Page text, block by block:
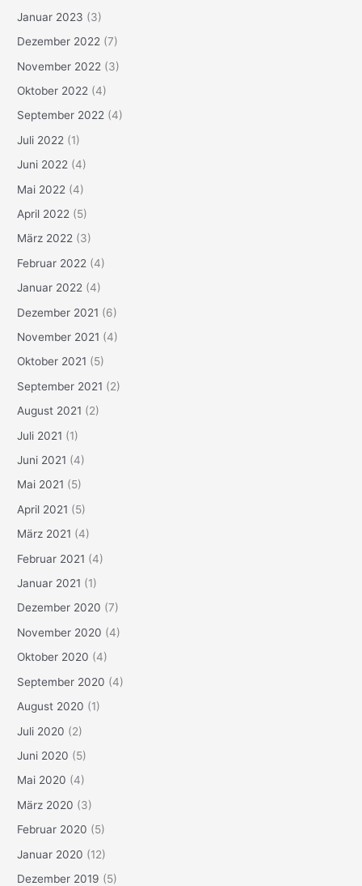
Januar 2023 (3)
Dezember 2022 (7)
November 2022 (3)
Oktober 2022 (4)
September 2022 (4)
Juli 2022 (1)
Juni 2022 (4)
Mai 2022 (4)
April 2022 (5)
März 2022 (3)
Februar 2022 (4)
Januar 2022 (4)
Dezember 2021 (6)
November 2021 (4)
Oktober 2021 (5)
September 2021 (2)
August 2021 (2)
Juli 2021 (1)
Juni 2021 (4)
Mai 2021 (5)
April 2021 (5)
März 2021 (4)
Februar 2021 (4)
Januar 2021 (1)
Dezember 2020 (7)
November 2020 (4)
Oktober 2020 (4)
September 2020 (4)
August 2020 (1)
Juli 2020 (2)
Juni 2020 (5)
Mai 2020 (4)
März 2020 (3)
Februar 2020 (5)
Januar 2020 (12)
Dezember 2019 (5)